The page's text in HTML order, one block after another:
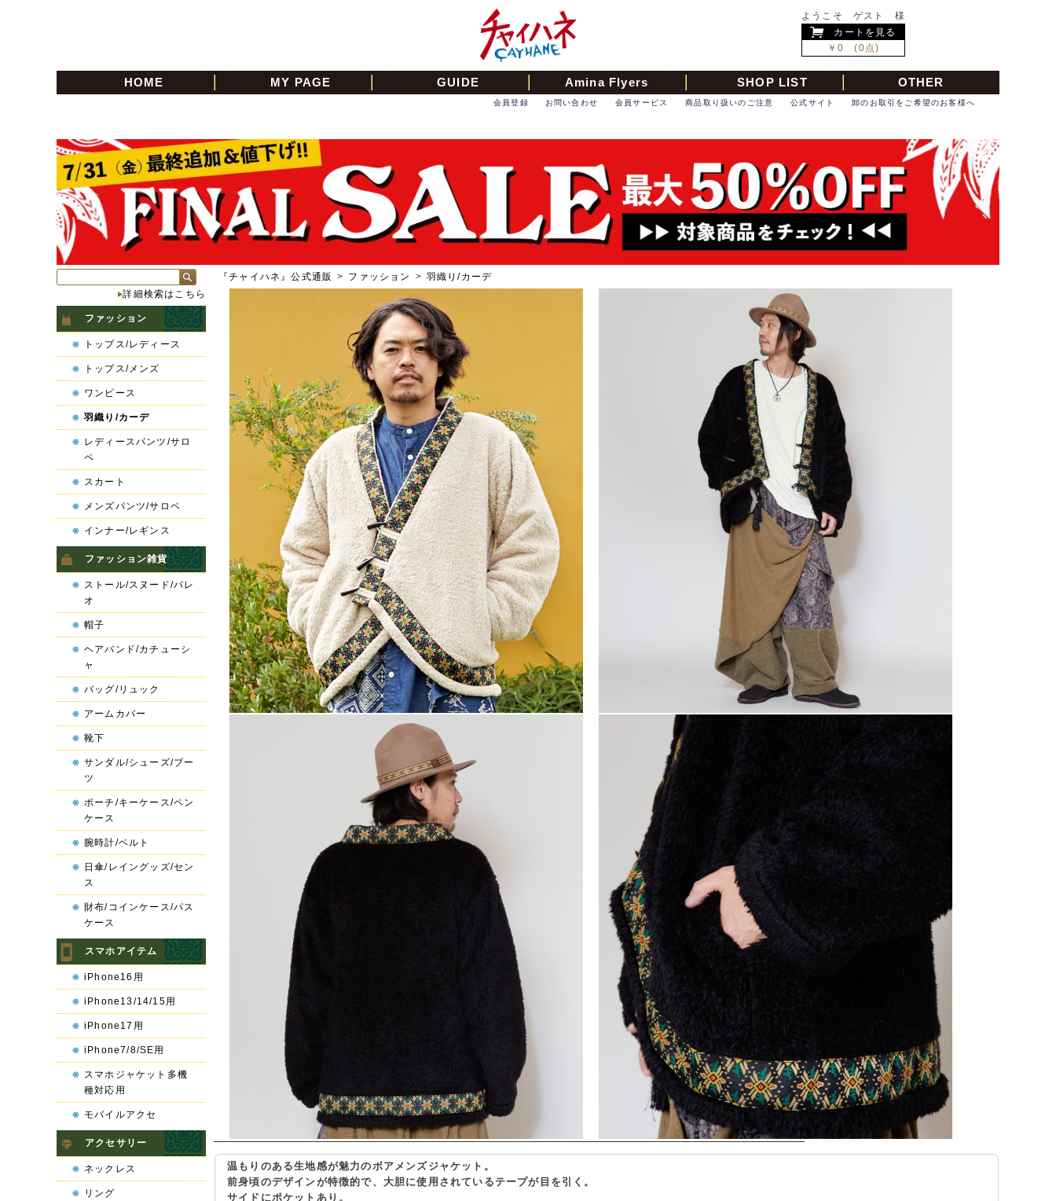
ようこそ ゲスト 様
カートを見る
￥0 (0点)
HOME MY PAGE GUIDE Amina Flyers SHOP LIST OTHER
卸のお取引をご希望のお客様へ
公式サイト
商品取り扱いのご注意
会員サービス
お問い合わせ
会員登録
『チャイハネ』公式通販 > ファッション > 羽織り/カーデ
温もりのある生地感が魅力のボアメンズジャケット。
前身頃のデザインが特徴的で、大胆に使用されているテープが目を引く。
サイドにポケットあり。
詳細検索はこちら
ファッション
トップス/レディース
トップス/メンズ
ワンピース
羽織り/カーデ
レディースパンツ/サロ
ペ
スカート
メンズパンツ/サロペ
インナー/レギンス
ファッション雑貨
ストール/スヌード/パレ
オ
帽子
ヘアバンド/カチューシ
ャ
バッグ/リュック
アームカバー
靴下
サンダル/シューズ/ブー
ツ
ポーチ/キーケース/ペン
ケース
腕時計/ベルト
日傘/レイングッズ/セン
ス
財布/コインケース/パス
ケース
スマホアイテム
iPhone16用
iPhone13/14/15用
iPhone17用
iPhone7/8/SE用
スマホジャケット多機
種対応用
モバイルアクセ
アクセサリー
ネックレス
リング